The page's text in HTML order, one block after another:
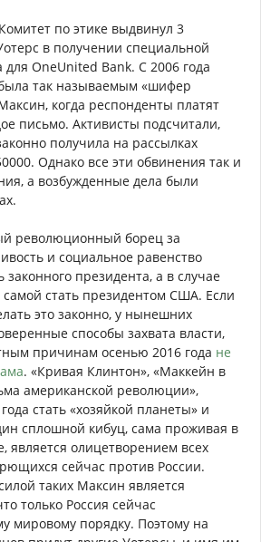
по этике выдвинул 3
в получении специальной
OneUnited Bank. С 2006 года
так называемым «шифер
когда респонденты платят
письмо. Активисты подсчитали,
получила на рассылках
Однако все эти обвинения так и
а возбужденные дела были
революционный борец за
и социальное равенство
законного президента, а в случае
самой стать президентом США. Если
это законно, у нынешних
способы захвата власти,
причинам осенью 2016 года не
. «Кривая Клинтон», «Маккейн в
американской революции»,
стать «хозяйкой планеты» и
сплошной кибуц, сама проживая в
является олицетворением всех
сейчас против России.
таких Максин является
только Россия сейчас
мировому порядку. Поэтому на